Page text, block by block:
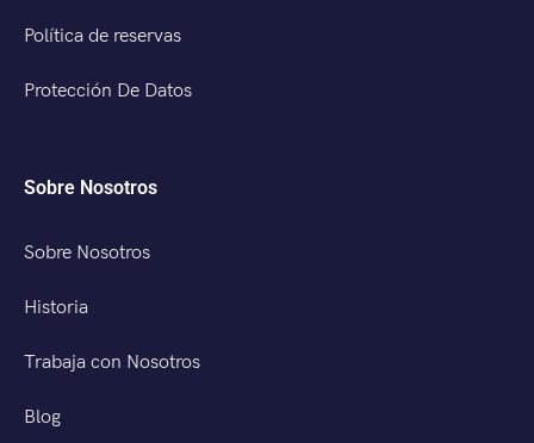
Política de reservas
Protección De Datos
Sobre Nosotros
Sobre Nosotros
Historia
Trabaja con Nosotros
Blog